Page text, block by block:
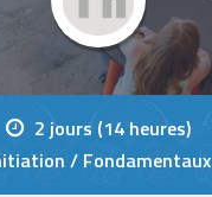
2 jours (14 heures)
/ Fondamentaux